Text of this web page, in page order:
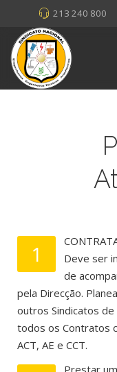
213 240 800
1
Deve ser
de
pela Direcção.
outros Sindicatos de
todos os Contratos
ACT, AE e CCT.
Prestar